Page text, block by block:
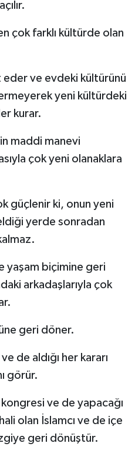
çok farklı kültürde olan
eder ve evdeki kültürünü
yeni kültürdeki
kurar.
maddi manevi
çok yeni olanaklara
güçlenir ki, onun yeni
yerde sonradan
yaşam biçimine geri
arkadaşlarıyla çok
geri döner.
de aldığı her kararı
görür.
ve de yapacağı
olan İslamcı ve de içe
geri dönüştür.